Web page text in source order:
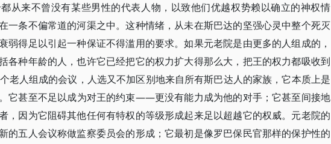
从来不曾没有某些男性的代表人物，以致他们优越权势赖以确立的神权情
一条不偏常道的河渠之中。这种情绪，从未在斯巴达的坚强心灵中整个死灭
弱得足以引起一种保证不得滥用的要求。如果元老院是由更多的人组成的，
各种年龄的人，也许它已经把它的权力扩大得那么大，把王的权力都吸收到
老人组成的会议，人选又不加区别地来自所有斯巴达人的家族，它本质上是
它甚至不足以成为对王的约束——更没有能力成为他的对手；它甚至间接地
，因为它阻碍其他任何有特权的等级形成起来足以超越它的权威。元老院的
的五人会议称做监察委员会的形成；它最初是像罗巴保民官那样的保护性的